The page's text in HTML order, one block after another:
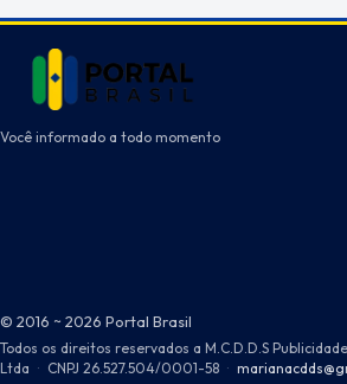
Você informado a todo momento
© 2016 ~ 2026 Portal Brasil
Todos os direitos reservados a M.C.D.D.S
Ltda · CNPJ 26.527.504/0001-58 ·